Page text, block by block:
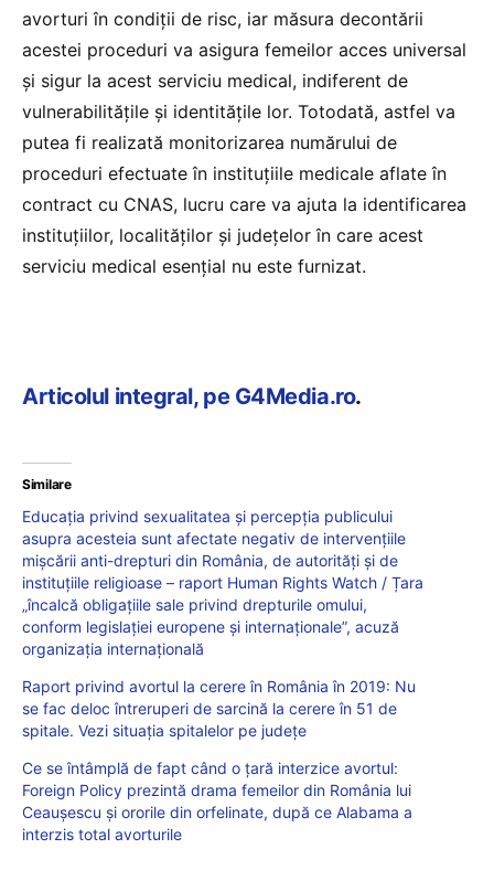
avorturi în condiții de risc, iar măsura decontării
acestei proceduri va asigura femeilor acces universal
și sigur la acest serviciu medical, indiferent de
vulnerabilitățile și identitățile lor. Totodată, astfel va
putea fi realizată monitorizarea numărului de
proceduri efectuate în instituțiile medicale aflate în
contract cu CNAS, lucru care va ajuta la identificarea
instituțiilor, localităților și județelor în care acest
serviciu medical esențial nu este furnizat.
Articolul integral, pe G4Media.ro.
Similare
Educația privind sexualitatea și percepția publicului
asupra acesteia sunt afectate negativ de intervențiile
mișcării anti-drepturi din România, de autorități și de
instituțiile religioase – raport Human Rights Watch / Țara
„încalcă obligațiile sale privind drepturile omului,
conform legislației europene și internaționale”, acuză
organizația internațională
Raport privind avortul la cerere în România în 2019: Nu
se fac deloc întreruperi de sarcină la cerere în 51 de
spitale. Vezi situația spitalelor pe județe
Ce se întâmplă de fapt când o țară interzice avortul:
Foreign Policy prezintă drama femeilor din România lui
Ceaușescu și ororile din orfelinate, după ce Alabama a
interzis total avorturile